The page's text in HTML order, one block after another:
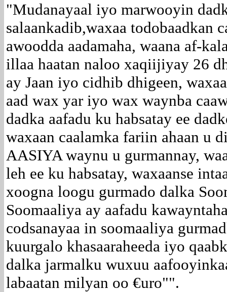
"Mudanayaal iyo marwooyin
salaankadib,waxaa todobaadkan
awoodda aadamaha, waana af-
illaa haatan naloo xaqiijiyay 26
ay Jaan iyo cidhib dhigeen,
aad wax yar iyo wax waynba
dadka aafadu ku habsatay ee
waxaan caalamka fariin ahaan u
AASIYA waynu u gurmannay,
leh ee ku habsatay, waxaanse
xoogna loogu gurmado dalka
Soomaaliya ay aafadu
codsanayaa in soomaaliya
kuurgalo khasaaraheeda iyo
dalka jarmalku wuxuu
labaatan milyan oo €uro"".